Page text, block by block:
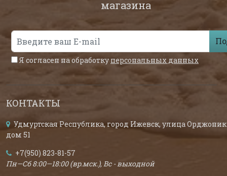
магазина
Я согласен на обработку персональных данных
КОНТАКТЫ
Удмуртская Республика, город Ижевск, улица
дом 51
+7(950) 823-81-57
Пн—Сб 8:00—18:00 (вр.мск.), Вс - выходной